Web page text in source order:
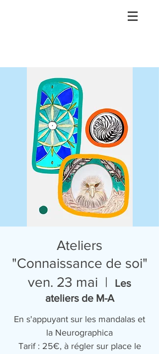
Ateliers
"Connaissance de soi"
ven. 23 mai
  |
Les
ateliers de M-A
En s'appuyant sur les mandalas et
la Neurographica
Tarif : 25€, à régler sur place le